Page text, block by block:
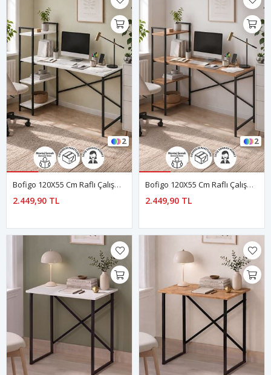
2
Bofigo 120X55 Cm Raflı Çalışma Masası Bilgisayar Masası Ofis Masası Ders Masası Cervantes Beyaz
2.449,90 TL
2
Bofigo 120X55 Cm Raflı Çalışma Masası Bilgisayar Masası Ofis Masası Ders Masası Cervantes Çam
2.449,90 TL